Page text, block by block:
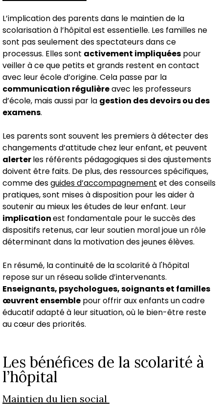
L’implication des parents dans le maintien de la
scolarisation à l’hôpital est essentielle. Les familles ne
sont pas seulement des spectateurs dans ce
processus. Elles sont activement impliquées pour
veiller à ce que petits et grands restent en contact
avec leur école d’origine. Cela passe par la
communication régulièreavec les professeurs
d’école, mais aussi par la gestion des devoirs ou des
examens.
Les parents sont souvent les premiers à détecter des
changements d’attitude chez leur enfant, et peuvent
alerterles référents pédagogiques si des ajustements
doivent être faits. De plus, des ressources spécifiques,
comme desguides d’accompagnement et des conseils
pratiques, sont mises à disposition pour les aider à
soutenir au mieux les études de leur enfant. Leur
implicationest fondamentale pour le succès des
dispositifs retenus, car leur soutien moral joue un rôle
déterminant dans la motivation des jeunes élèves.
En résumé, la continuité de la scolarité à l'hôpital
repose sur un réseau solide d’intervenants.
Enseignants, psychologues, soignants et familles
œuvrent ensemble pour offrir aux enfants un cadre
éducatif adapté à leur situation, où le bien-être reste
au cœur des priorités.
Les bénéfices de la scolarité à
l’hôpital
Maintien du lien social